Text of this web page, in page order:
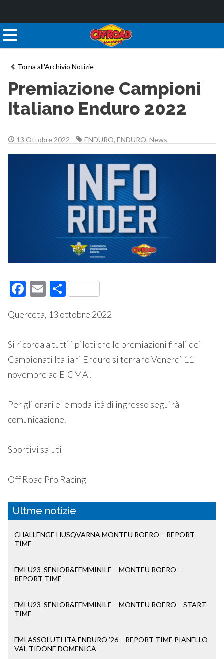
Torna all'Archivio Notizie
Premiazione Campioni
Italiano Enduro 2022
13 Ottobre 2022 ENDURO, ENDURO, News
Facebook
EmailCondividi
Querceta, 13 ottobre 2022
Si ricorda a tutti i piloti che le premiazioni finali dei
Campionati Italiani Enduro si terrano Venerdì 11
novembre ad EICMA!
Per gli orari e le modalità di ingresso seguirà
comunicazione.
Sportivi saluti
Off Road Pro Racing
Ultme notizie
CHALLENGE HUSQVARNA MONTEU ROERO – REPORT
TIME
FMI U23_SENIOR&FEMMINILE – MONTEU ROERO –
REPORT TIME
FMI U23_SENIOR&FEMMINILE – MONTEU ROERO – START
TIME
FMI ASSOLUTI ITA ENDURO ’26 – REPORT TIME PIANELLO
VAL TIDONE DOMENICA